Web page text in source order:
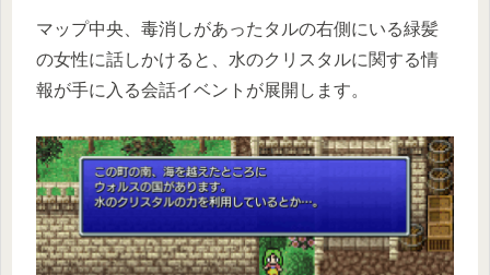
マップ中央、毒消しがあったタルの右側にいる緑髪
の女性に話しかけると、水のクリスタルに関する情
報が手に入る会話イベントが展開します。